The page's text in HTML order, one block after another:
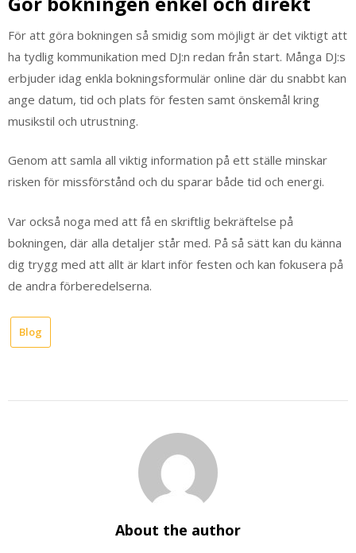
För att göra bokningen så smidig som möjligt är det viktigt att
ha tydlig kommunikation med DJ:n redan från start. Många DJ:s
erbjuder idag enkla bokningsformulär online där du snabbt kan
ange datum, tid och plats för festen samt önskemål kring
musikstil och utrustning.
Genom att samla all viktig information på ett ställe minskar
risken för missförstånd och du sparar både tid och energi.
Var också noga med att få en skriftlig bekräftelse på
bokningen, där alla detaljer står med. På så sätt kan du känna
dig trygg med att allt är klart inför festen och kan fokusera på
de andra förberedelserna.
Blog
About the author